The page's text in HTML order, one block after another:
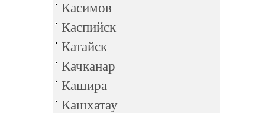
Касимов
Каспийск
Катайск
Качканар
Кашира
Кашхатау